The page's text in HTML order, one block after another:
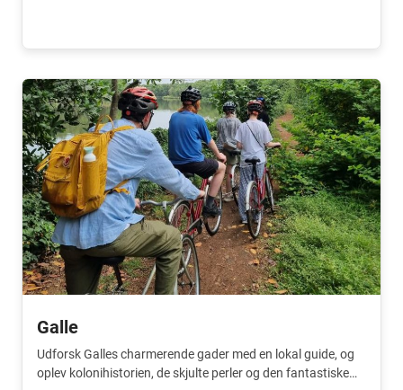
Galle
Udforsk Galles charmerende gader med en lokal guide, og
oplev kolonihistorien, de skjulte perler og den fantastiske